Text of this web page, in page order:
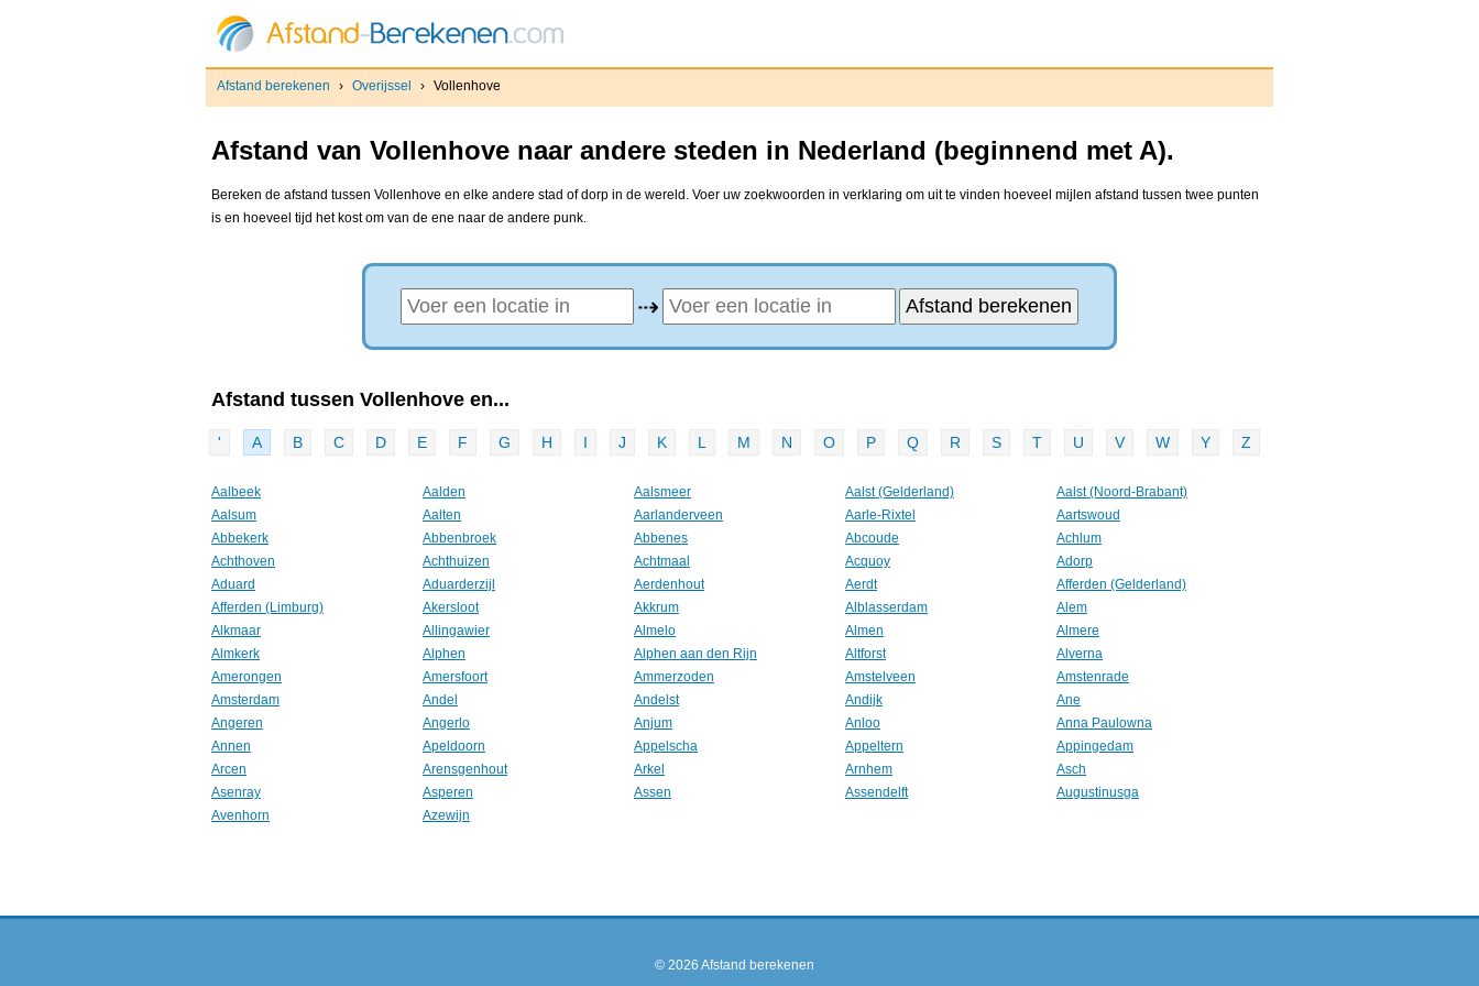
Afstand berekenen › Overijssel › Vollenhove
Afstand van Vollenhove naar andere steden in Nederland (beginnend met A).
Bereken de afstand tussen Vollenhove en elke andere stad of dorp in de wereld. Voer uw zoekwoorden in verklaring om uit te vinden hoeveel mijlen afstand tussen twee punten
is en hoeveel tijd het kost om van de ene naar de andere punk.
⇢
Afstand tussen Vollenhove en...
' A B C D E F G H I J K L M N O P Q R S T U V W Y Z
Aalbeek Aalden Aalsmeer Aalst (Gelderland)
Aalst (Noord-Brabant)
Aalsum
Aalten Aarlanderveen Aarle-Rixtel
Aartswoud
Abbekerk
Abbenbroek Abbenes Abcoude
Achlum
Achthoven
Achthuizen Achtmaal Acquoy
Adorp
Aduard
Aduarderzijl Aerdenhout Aerdt
Afferden (Gelderland)
Afferden (Limburg)
Akersloot Akkrum Alblasserdam
Alem
Alkmaar
Allingawier Almelo Almen
Almere
Almkerk
Alphen Alphen aan den Rijn Altforst
Alverna
Amerongen
Amersfoort Ammerzoden Amstelveen
Amstenrade
Amsterdam
Andel Andelst Andijk
Ane
Angeren
Angerlo Anjum Anloo
Anna Paulowna
Annen
Apeldoorn Appelscha Appeltern
Appingedam
Arcen
Arensgenhout Arkel Arnhem
Asch
Asenray
Asperen Assen Assendelft
Augustinusga
Avenhorn
Azewijn
© 2026 Afstand berekenen